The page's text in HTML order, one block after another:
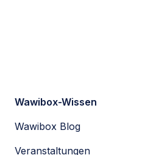
Wawibox-Wissen
Wawibox Blog
Veranstaltungen